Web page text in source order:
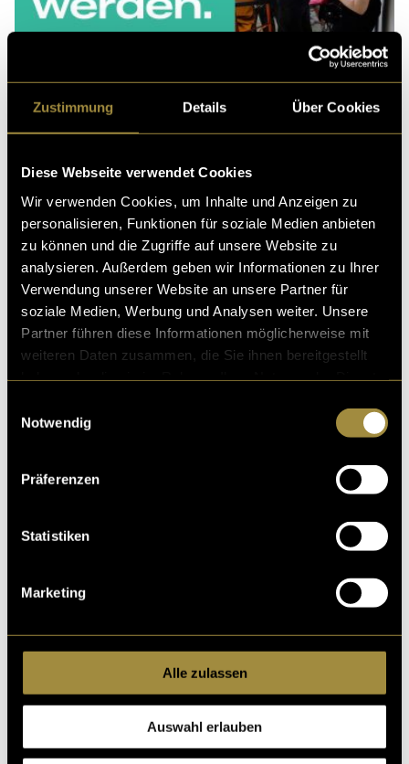
Zustimmung Details Über Cookies
Diese Webseite verwendet Cookies
Wir verwenden Cookies, um Inhalte und Anzeigen zu
personalisieren, Funktionen für soziale Medien anbieten
zu können und die Zugriffe auf unsere Website zu
analysieren. Außerdem geben wir Informationen zu Ihrer
Verwendung unserer Website an unsere Partner für
soziale Medien, Werbung und Analysen weiter. Unsere
Partner führen diese Informationen möglicherweise mit
weiteren Daten zusammen, die Sie ihnen bereitgestellt
Notwendig
Präferenzen
Statistiken
Marketing
Alle zulassen
Auswahl erlauben